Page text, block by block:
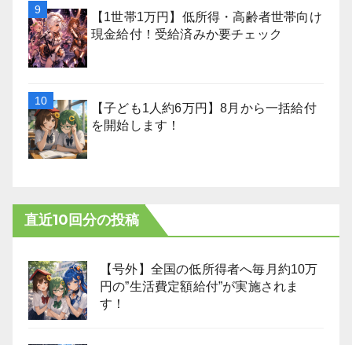
【1世帯1万円】低所得・高齢者世帯向け
現金給付！受給済みか要チェック
【子ども1人約6万円】8月から一括給付
を開始します！
直近10回分の投稿
【号外】全国の低所得者へ毎月約10万
円の”生活費定額給付”が実施されま
す！